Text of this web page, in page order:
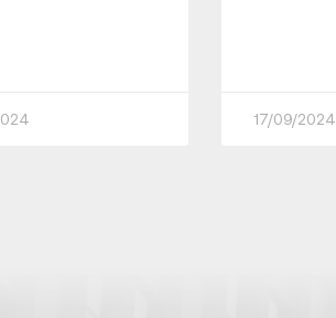
17/09/2024